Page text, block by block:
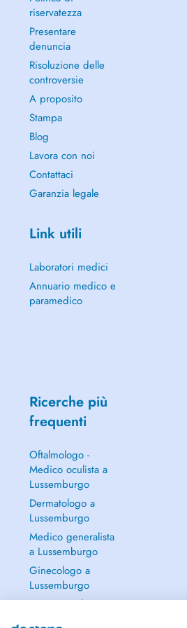
riservatezza
Presentare
denuncia
Risoluzione delle
controversie
A proposito
Stampa
Blog
Lavora con noi
Contattaci
Garanzia legale
Link utili
Laboratori medici
Annuario medico e
paramedico
Ricerche più
frequenti
Oftalmologo -
Medico oculista a
Lussemburgo
Dermatologo a
Lussemburgo
Medico generalista
a Lussemburgo
Ginecologo a
Lussemburgo
Continua a leggere